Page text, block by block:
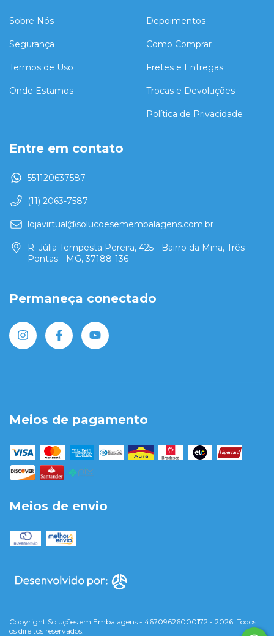
Sobre Nós
Segurança
Termos de Uso
Onde Estamos
Depoimentos
Como Comprar
Fretes e Entregas
Trocas e Devoluções
Política de Privacidade
Entre em contato
551120637587
(11) 2063-7587
lojavirtual@solucoesemembalagens.com.br
R. Júlia Tempesta Pereira, 425 - Bairro da Mina, Três
Pontas - MG, 37188-136
Permaneça conectado
Meios de pagamento
Meios de envio
Copyright Soluções em Embalagens - 46709626000172 - 2026. Todos
os direitos reservados.